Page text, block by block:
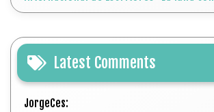
Latest Comments
JorgeCes: